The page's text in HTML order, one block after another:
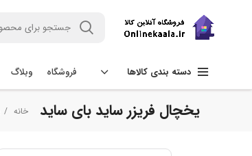
دسته بندی کالاها فروشگاه وبلاگ
یخچال فریزر ساید بای ساید خانه